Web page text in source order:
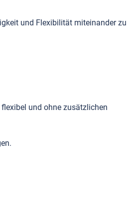
und Flexibilität miteinander zu
und ohne zusätzlichen